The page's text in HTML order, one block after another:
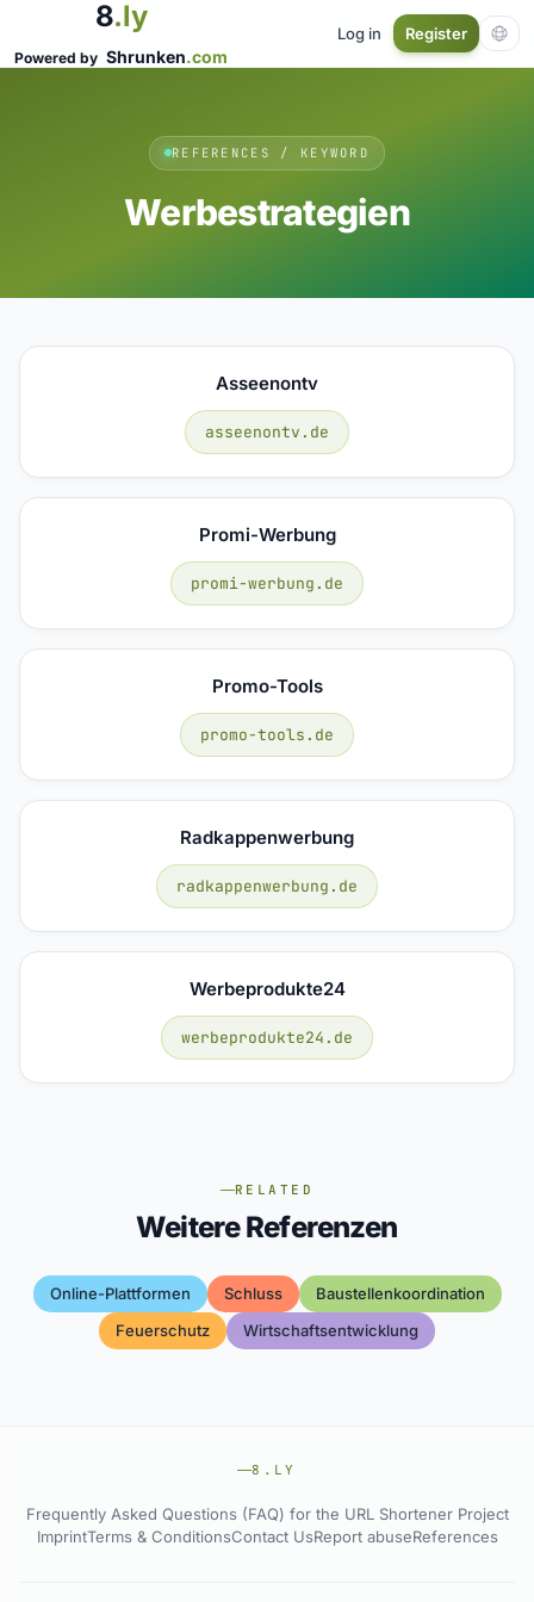
8.ly
Powered by Shrunken.com
Log in Register
REFERENCES / KEYWORD
Werbestrategien
Asseenontv
asseenontv.de
Promi-Werbung
promi-werbung.de
Promo-Tools
promo-tools.de
Radkappenwerbung
radkappenwerbung.de
Werbeprodukte24
werbeprodukte24.de
RELATED
Weitere Referenzen
Online-Plattformen Schluss
Baustellenkoordination
Feuerschutz
Wirtschaftsentwicklung
8.LY
Frequently Asked Questions (FAQ) for the URL Shortener Project
ImprintTerms & ConditionsContact UsReport abuseReferences